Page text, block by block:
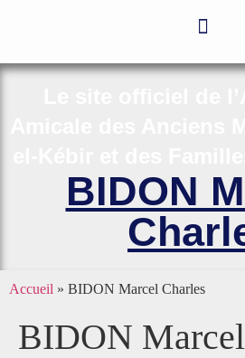
BIDON
Accueil » BIDON Marcel Charles
BIDON